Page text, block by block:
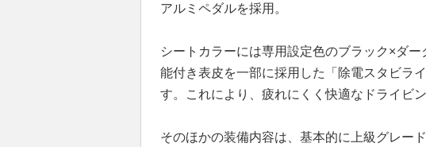
アルミペダルを採用。
シートカラーには専用設定色のブラック×ダ
能付き表皮を一部に採用した「除電スタビラ
す。これにより、疲れにくく快適なドライビ
そのほかの装備内容は、基本的に上級グレー